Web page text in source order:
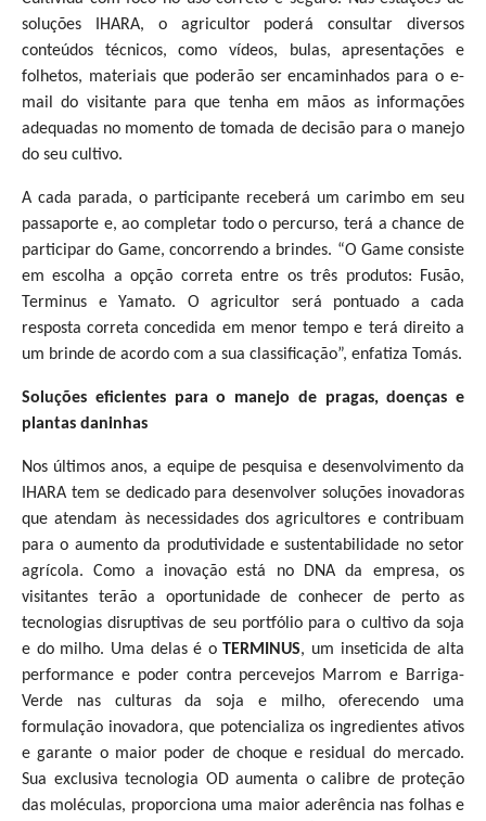
soluções IHARA, o agricultor poderá consultar diversos
conteúdos técnicos, como vídeos, bulas, apresentações e
folhetos, materiais que poderão ser encaminhados para o e-
mail do visitante para que tenha em mãos as informações
adequadas no momento de tomada de decisão para o manejo
do seu cultivo.
A cada parada, o participante receberá um carimbo em seu
passaporte e, ao completar todo o percurso, terá a chance de
participar do Game, concorrendo a brindes. “O Game consiste
em escolha a opção correta entre os três produtos: Fusão,
Terminus e Yamato. O agricultor será pontuado a cada
resposta correta concedida em menor tempo e terá direito a
um brinde de acordo com a sua classificação”, enfatiza Tomás.
Soluções eficientes para o manejo de pragas, doenças e
plantas daninhas
Nos últimos anos, a equipe de pesquisa e desenvolvimento da
IHARA tem se dedicado para desenvolver soluções inovadoras
que atendam às necessidades dos agricultores e contribuam
para o aumento da produtividade e sustentabilidade no setor
agrícola. Como a inovação está no DNA da empresa, os
visitantes terão a oportunidade de conhecer de perto as
tecnologias disruptivas de seu portfólio para o cultivo da soja
e do milho. Uma delas é oTERMINUS, um inseticida de alta
performance e poder contra percevejos Marrom e Barriga-
Verde nas culturas da soja e milho, oferecendo uma
formulação inovadora, que potencializa os ingredientes ativos
e garante o maior poder de choque e residual do mercado.
Sua exclusiva tecnologia OD aumenta o calibre de proteção
das moléculas, proporciona uma maior aderência nas folhas e